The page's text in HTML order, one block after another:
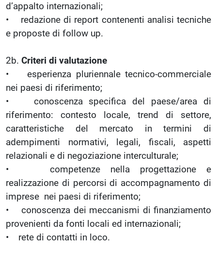
d’appalto internazionali;
• redazione di report contenenti analisi tecniche
e proposte di follow up.
2b. Criteri di valutazione
• esperienza pluriennale tecnico-commerciale
nei paesi di riferimento;
• conoscenza specifica del paese/area di
riferimento: contesto locale, trend di settore,
caratteristiche del mercato in termini di
adempimenti normativi, legali, fiscali, aspetti
relazionali e di negoziazione interculturale;
• competenze nella progettazione e
realizzazione di percorsi di accompagnamento di
imprese nei paesi di riferimento;
• conoscenza dei meccanismi di finanziamento
provenienti da fonti locali ed internazionali;
• rete di contatti in loco.